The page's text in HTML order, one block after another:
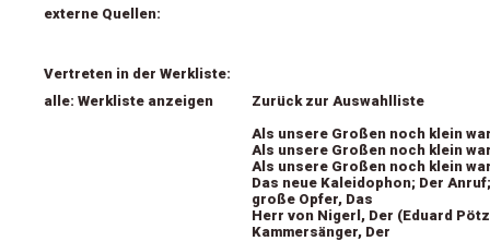
externe Quellen:
Vertreten in der Werkliste:
alle: Werkliste anzeigen
Zurück zur Auswahlliste
Als unsere Großen noch klein
Als unsere Großen noch klein
Als unsere Großen noch klein
Das neue Kaleidophon; Der
große Opfer, Das
Herr von Nigerl, Der (Eduard
Kammersänger, Der